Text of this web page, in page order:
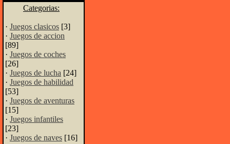
Categorias:
· Juegos clasicos [3]
· Juegos de accion
[89]
· Juegos de coches
[26]
· Juegos de lucha [24]
· Juegos de habilidad
[53]
· Juegos de aventuras
[15]
· Juegos infantiles
[23]
· Juegos de naves [16]